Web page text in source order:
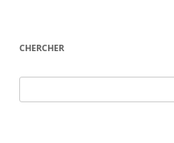
CHERCHER